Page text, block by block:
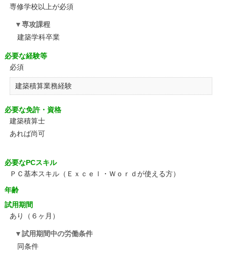
専修学校以上が必須
専攻課程
建築学科卒業
必要な経験等
必須
建築積算業務経験
必要な免許・資格
建築積算士
あれば尚可
必要なPCスキル
ＰＣ基本スキル（Ｅｘｃｅｌ・Ｗｏｒｄが使える方）
年齢
試用期間
あり（６ヶ月）
試用期間中の労働条件
同条件